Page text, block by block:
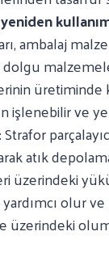
ambalaj
üretiminde
işlenebilir ve
: Strafor
atık
üzerindeki
yardımcı olur
üzerindeki